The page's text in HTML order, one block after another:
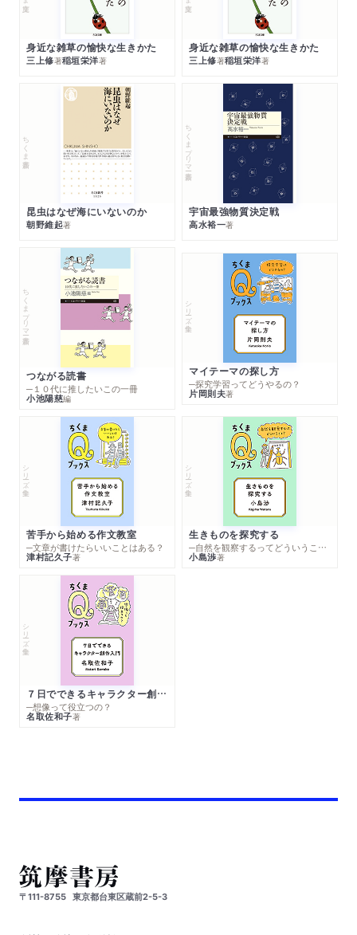
身近な雑草の愉快な生きかた
三上修著稲垣栄洋著
身近な雑草の愉快な生きかた
三上修著稲垣栄洋著
ちくま新書
昆虫はなぜ海にいないのか
朝野維起著
ちくまプリマー新書
宇宙最強物質決定戦
高水裕一著
ちくまプリマー新書
つながる読書
─１０代に推したいこの一冊
小池陽慈編
シリーズ・全集
マイテーマの探し方
─探究学習ってどうやるの？
片岡則夫著
シリーズ・全集
苦手から始める作文教室
─文章が書けたらいいことはある？
津村記久子著
シリーズ・全集
生きものを探究する
─自然を観察するってどういうこと？
小島渉著
シリーズ・全集
７日でできるキャラクター創作入門
─想像って役立つの？
名取佐和子著
〒111-8755 東京都台東区蔵前2-5-3